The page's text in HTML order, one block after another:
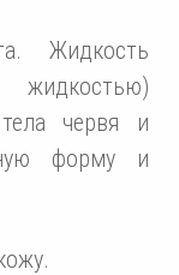
Жидкость
жидкостью)
червя и
форму и